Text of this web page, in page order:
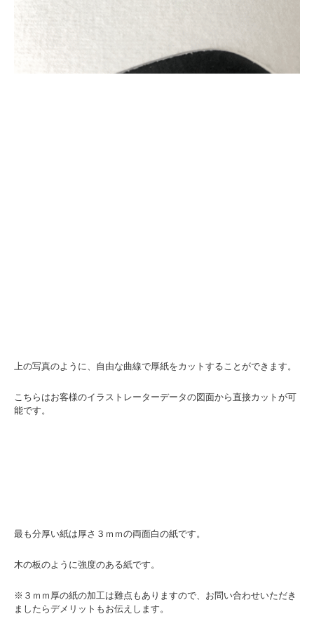
上の写真のように、自由な曲線で厚紙をカットすることができます。
こちらはお客様のイラストレーターデータの図面から直接カットが可
能です。
最も分厚い紙は厚さ３ｍｍの両面白の紙です。
木の板のように強度のある紙です。
※３ｍｍ厚の紙の加工は難点もありますので、お問い合わせいただき
ましたらデメリットもお伝えします。